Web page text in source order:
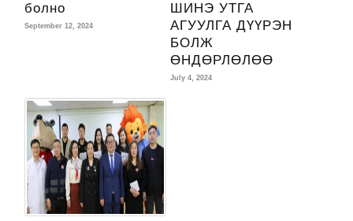
болно
September 12, 2024
ШИНЭ УТГА
АГУУЛГА ДҮҮРЭН
БОЛЖ
ӨНДӨРЛӨЛӨӨ
July 4, 2024